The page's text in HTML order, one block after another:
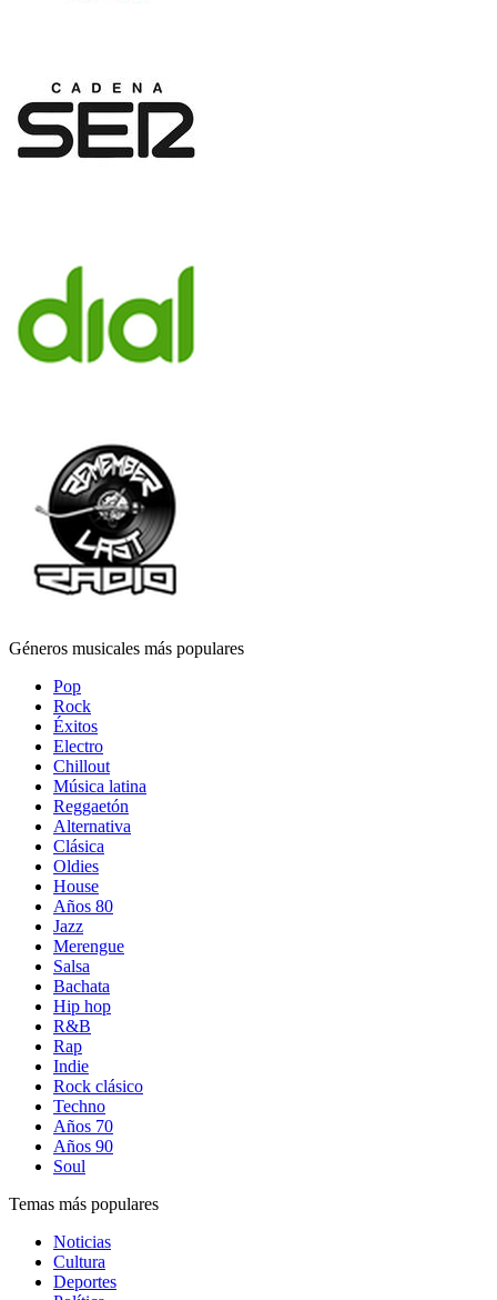
Géneros musicales más populares
Pop
Rock
Éxitos
Electro
Chillout
Música latina
Reggaetón
Alternativa
Clásica
Oldies
House
Años 80
Jazz
Merengue
Salsa
Bachata
Hip hop
R&B
Rap
Indie
Rock clásico
Techno
Años 70
Años 90
Soul
Temas más populares
Noticias
Cultura
Deportes